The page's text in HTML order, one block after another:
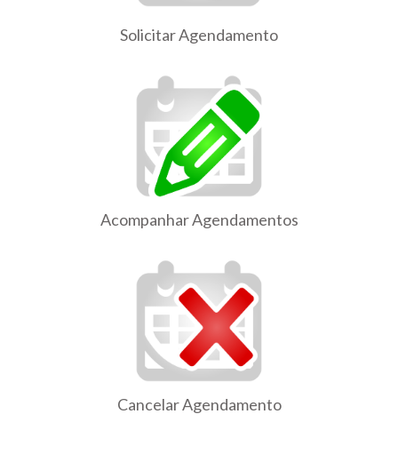
Solicitar Agendamento
Acompanhar Agendamentos
Cancelar Agendamento